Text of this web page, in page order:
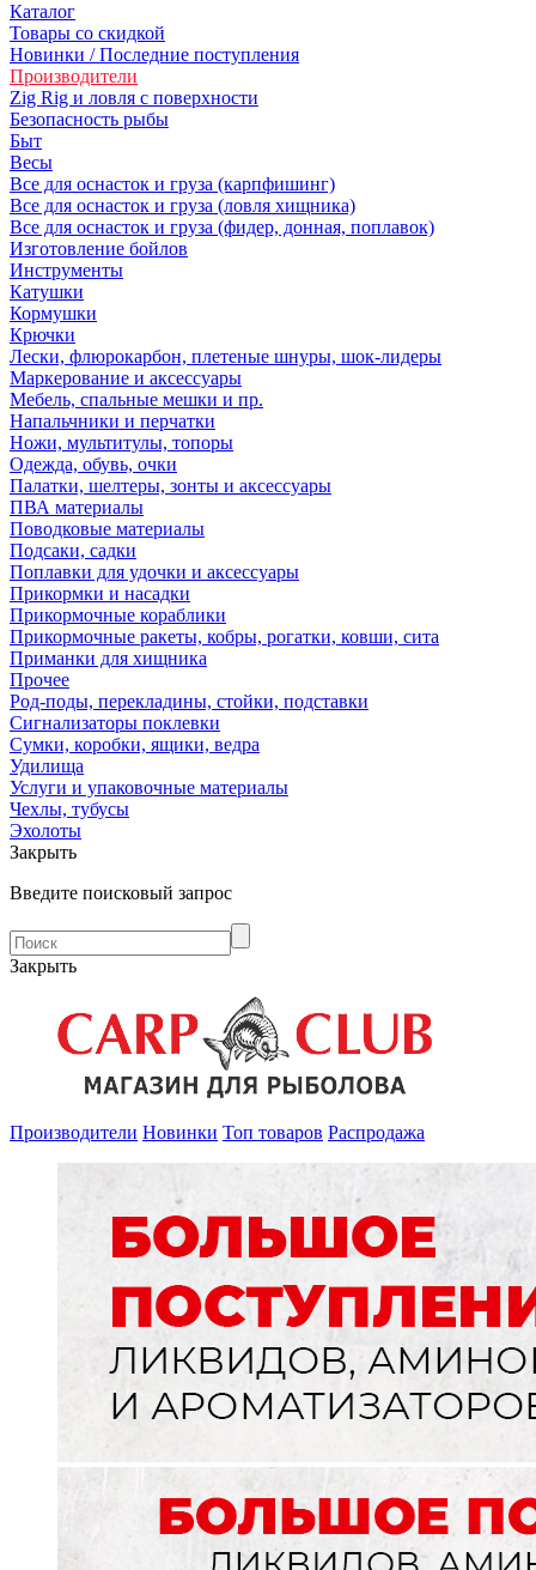
Каталог
Товары со скидкой
Новинки / Последние поступления
Производители
Zig Rig и ловля с поверхности
Безoпасность рыбы
Быт
Весы
Все для оснасток и груза (карпфишинг)
Все для оснасток и груза (ловля хищника)
Все для оснасток и груза (фидер, донная, поплавок)
Изготовление бойлов
Инструменты
Катушки
Кормушки
Крючки
Лески, флюрокарбон, плетеные шнуры, шок-лидеры
Маркерование и аксессуары
Мебель, спальные мешки и пр.
Напальчники и перчатки
Ножи, мультитулы, топоры
Одежда, обувь, очки
Палатки, шелтеры, зонты и аксессуары
ПВА материалы
Поводковые материалы
Подсаки, садки
Поплавки для удочки и аксессуары
Прикормки и насадки
Прикормочные кораблики
Прикормочные ракеты, кобры, рогатки, ковши, сита
Приманки для хищника
Прочее
Род-поды, перекладины, стойки, подставки
Сигнализаторы поклевки
Сумки, коробки, ящики, ведра
Удилища
Услуги и упаковочные материалы
Чехлы, тубусы
Эхолоты
Закрыть
Введите поисковый запрос
Закрыть
Производители Новинки Топ товаров Распродажа